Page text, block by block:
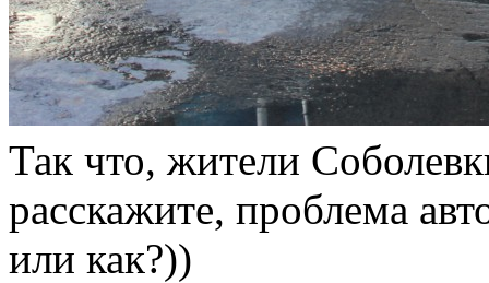
Так что, жители
расскажите, проблема
или как?))